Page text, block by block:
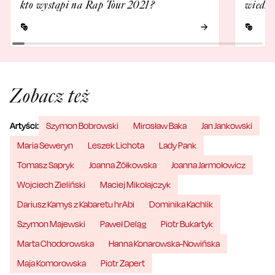
kto wystąpi na Rap Tour 2021?
Zobacz też
Artyści: Szymon Bobrowski Mirosław Baka
Jan Jankowski
Maria Seweryn
Leszek Lichota
Lady Pank
Tomasz Sapryk
Joanna Żółkowska
Joanna Jarmołowicz
Wojciech Zieliński
Maciej Mikołajczyk
Dariusz Kamys z Kabaretu hrAbi
Dominika Kachlik
Szymon Majewski
Paweł Deląg
Piotr Bukartyk
Marta Chodorowska
Hanna Konarowska-Nowińska
Maja Komorowska
Piotr Zapert